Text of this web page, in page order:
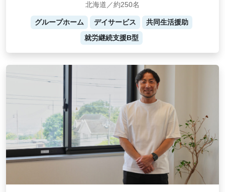
北海道／約250名
グループホーム デイサービス
共同生活援助
就労継続支援B型